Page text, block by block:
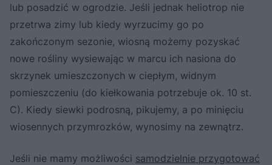
lub posadzić w ogrodzie. Jeśli jednak heliotrop nie
przetrwa zimy lub kiedy wyrzucimy go po
zakończonym sezonie, wiosną możemy pozyskać
nowe rośliny wysiewając w marcu ich nasiona do
skrzynek umieszczonych w ciepłym, widnym
pomieszczeniu (do kiełkowania potrzebuje ok. 10 st.
C). Kiedy siewki podrosną, pikujemy, a po minięciu
wiosennych przymrozków, wynosimy na zewnątrz.
Jeśli nie mamy możliwości samodzielnie przygotować